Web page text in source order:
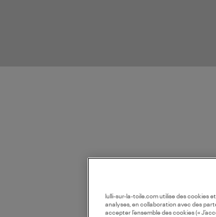
lulli-sur-la-toile.com utilise des cookies
analyses, en collaboration avec des
accepter l’ensemble des cookies («